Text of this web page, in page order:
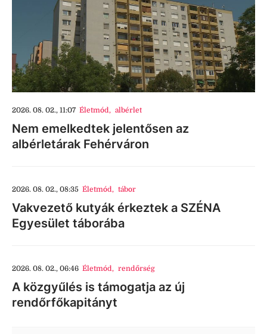
2026. 08. 02., 11:07 Életmód, albérlet
Nem emelkedtek jelentősen az
albérletárak Fehérváron
2026. 08. 02., 08:35 Életmód, tábor
Vakvezető kutyák érkeztek a SZÉNA
Egyesület táborába
2026. 08. 02., 06:46 Életmód, rendőrség
A közgyűlés is támogatja az új
rendőrfőkapitányt